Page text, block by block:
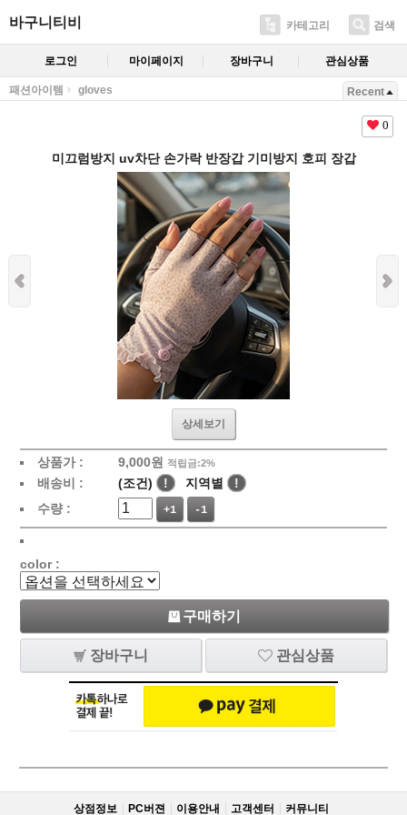
바구니티비 카테고리 검색
로그인 마이페이지 장바구니 관심상품
패션아이템 gloves Recent
0
미끄럼방지 uv차단 손가락 반장갑 기미방지 호피 장갑
상세보기
상품가 : 9,000원 적립금:2%
배송비 : (조건) ! 지역별
!
수량 :
+1 -1
color :
구매하기
장바구니 관심상품
상점정보 PC버젼 이용안내 고객센터 커뮤니티